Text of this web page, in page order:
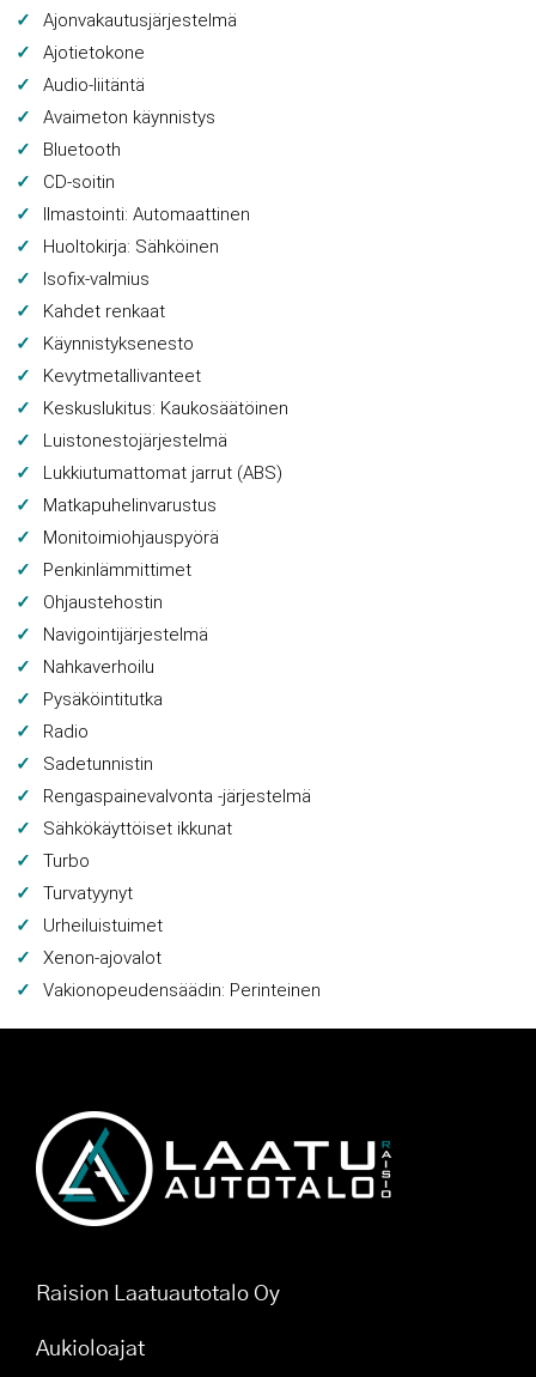
Ajonvakautusjärjestelmä
Ajotietokone
Audio-liitäntä
Avaimeton käynnistys
Bluetooth
CD-soitin
Ilmastointi: Automaattinen
Huoltokirja: Sähköinen
Isofix-valmius
Kahdet renkaat
Käynnistyksenesto
Kevytmetallivanteet
Keskuslukitus: Kaukosäätöinen
Luistonestojärjestelmä
Lukkiutumattomat jarrut (ABS)
Matkapuhelinvarustus
Monitoimiohjauspyörä
Penkinlämmittimet
Ohjaustehostin
Navigointijärjestelmä
Nahkaverhoilu
Pysäköintitutka
Radio
Sadetunnistin
Rengaspainevalvonta -järjestelmä
Sähkökäyttöiset ikkunat
Turbo
Turvatyynyt
Urheiluistuimet
Xenon-ajovalot
Vakionopeudensäädin: Perinteinen
Raision Laatuautotalo Oy
Aukioloajat